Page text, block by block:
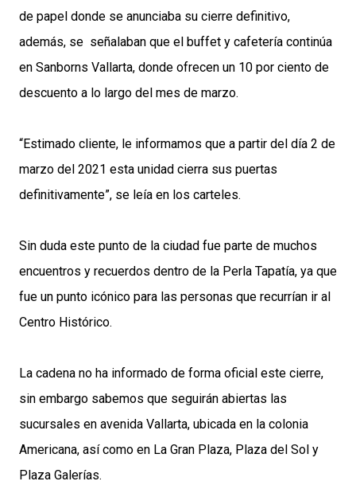
de papel donde se anunciaba su cierre definitivo,
además, se señalaban que el buffet y cafetería continúa
en Sanborns Vallarta, donde ofrecen un 10 por ciento de
descuento a lo largo del mes de marzo.
“Estimado cliente, le informamos que a partir del día 2 de
marzo del 2021 esta unidad cierra sus puertas
definitivamente”, se leía en los carteles.
Sin duda este punto de la ciudad fue parte de muchos
encuentros y recuerdos dentro de la Perla Tapatía, ya que
fue un punto icónico para las personas que recurrían ir al
Centro Histórico.
La cadena no ha informado de forma oficial este cierre,
sin embargo sabemos que seguirán abiertas las
sucursales en avenida Vallarta, ubicada en la colonia
Americana, así como en La Gran Plaza, Plaza del Sol y
Plaza Galerías.